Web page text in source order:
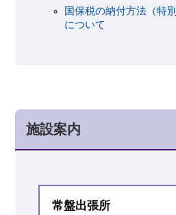
国保税の納付方法（特
について
施設案内
常盤出張所